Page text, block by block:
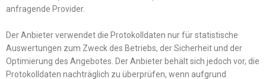
anfragende Provider.
Der Anbieter verwendet die Protokolldaten nur für statistische
Auswertungen zum Zweck des Betriebs, der Sicherheit und der
Optimierung des Angebotes. Der Anbieter behält sich jedoch vor, die
Protokolldaten nachträglich zu überprüfen, wenn aufgrund